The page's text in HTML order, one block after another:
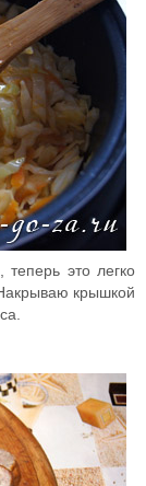
это легко
крышкой